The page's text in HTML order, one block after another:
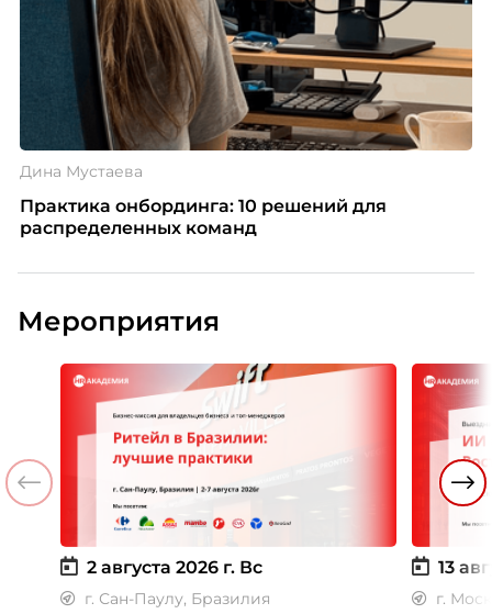
Дина Мустаева
Практика онбординга: 10 решений для
распределенных команд
Мероприятия
2 августа 2026 г. Вс
г. Сан-Паулу, Бразилия
13
г.